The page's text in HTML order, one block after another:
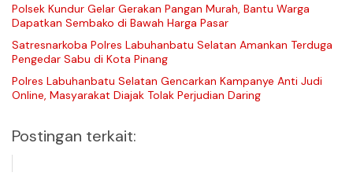
Polsek Kundur Gelar Gerakan Pangan Murah, Bantu Warga
Dapatkan Sembako di Bawah Harga Pasar
Satresnarkoba Polres Labuhanbatu Selatan Amankan Terduga
Pengedar Sabu di Kota Pinang
Polres Labuhanbatu Selatan Gencarkan Kampanye Anti Judi
Online, Masyarakat Diajak Tolak Perjudian Daring
Postingan terkait: